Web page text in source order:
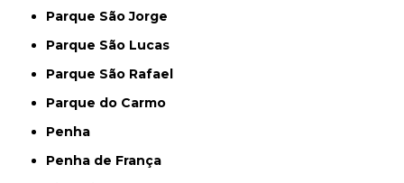
Parque São Jorge
Parque São Lucas
Parque São Rafael
Parque do Carmo
Penha
Penha de França